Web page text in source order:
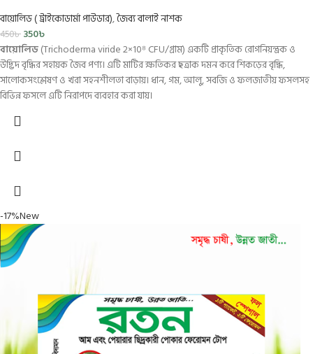
বায়োলিড ( ট্রাইকোডার্মা পাউডার),জৈব্য বালাই নাশক
450৳ 350৳
বায়োলিড(Trichoderma viride 2×10⁸ CFU/গ্রাম) একটি প্রাকৃতিক রোগনিয়ন্ত্রক ও
উদ্ভিদ বৃদ্ধির সহায়ক জৈব পণ্য। এটি মাটির ক্ষতিকর ছত্রাক দমন করে শিকড়ের বৃদ্ধি,
সালোকসংশ্লেষণ ও খরা সহনশীলতা বাড়ায়। ধান, গম, আলু, সবজি ও ফলজাতীয় ফসলসহ
বিভিন্ন ফসলে এটি নিরাপদে ব্যবহার করা যায়।
-17%New